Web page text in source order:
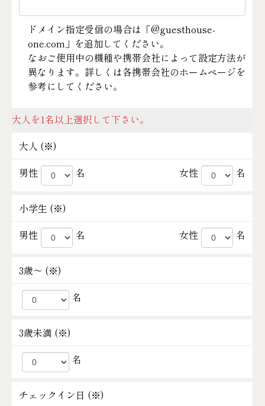
ドメイン指定受信の場合は「@guesthouse-
one.com」を追加してください。
なおご使用中の機種や携帯会社によって設定方法が
異なります。詳しくは各携帯会社のホームページを
参考にしてください。
大人を1名以上選択して下さい。
大人 (※)
男性
名 女性 名
小学生 (※)
男性
名 女性 名
3歳～ (※)
名
3歳未満 (※)
名
チェックイン日 (※)